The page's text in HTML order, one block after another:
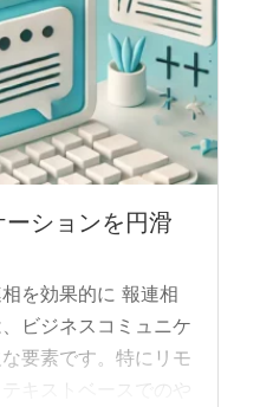
ションを円滑
を効果的に 報連相
ビジネスコミュニケ
要素です。特にリモ
キストベースでのや